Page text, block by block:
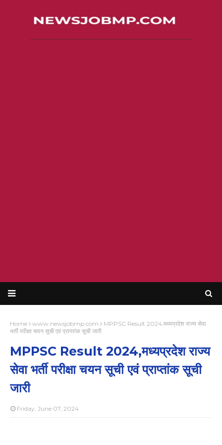
Home www.newsjobmp.com
MPPSC Result 2024,मध्यप्रदेश राज्य सेवा
भर्ती परीक्षा चयन सूची एवं प्राप्तांक सूची जारी
MPPSC Result 2024,मध्यप्रदेश राज्य
सेवा भर्ती परीक्षा चयन सूची एवं प्राप्तांक सूची
जारी
Friday, June 07, 2024